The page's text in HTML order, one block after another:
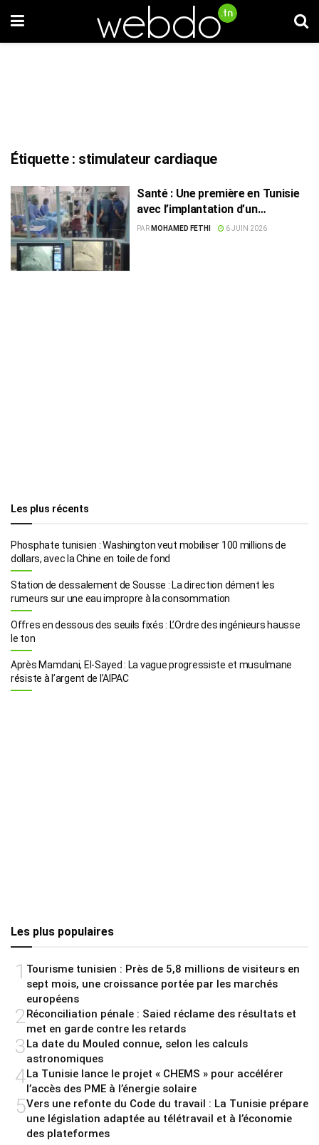
Étiquette : stimulateur cardiaque
Santé : Une première en Tunisie
avec l’implantation d’un
stimulateur cardiaque sans
PAR MOHAMED FETHI 6 JUIN 2026
Les plus récents
Phosphate tunisien : Washington veut mobiliser 100 millions de
dollars, avec la Chine en toile de fond
Station de dessalement de Sousse : La direction dément les
rumeurs sur une eau impropre à la consommation
Offres en dessous des seuils fixés : L’Ordre des ingénieurs hausse
le ton
Après Mamdani, El-Sayed : La vague progressiste et musulmane
résiste à l’argent de l’AIPAC
Les plus populaires
1 Tourisme tunisien : Près de 5,8 millions de visiteurs en
sept mois, une croissance portée par les marchés
européens
2 Réconciliation pénale : Saied réclame des résultats et
met en garde contre les retards
3La date du Mouled connue, selon les calculs
astronomiques
4La Tunisie lance le projet « CHEMS » pour accélérer
l’accès des PME à l’énergie solaire
5Vers une refonte du Code du travail : La Tunisie prépare
une législation adaptée au télétravail et à l’économie
des plateformes